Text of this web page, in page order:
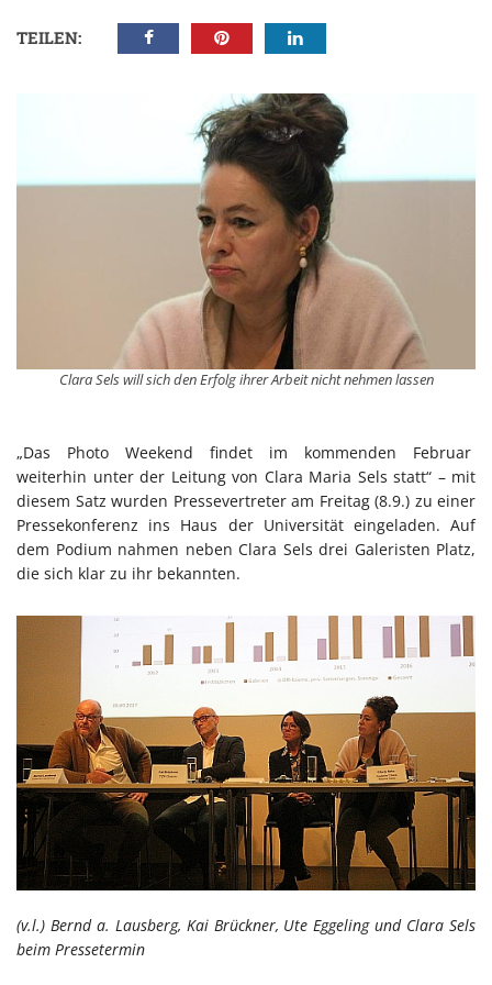
TEILEN:
Clara Sels will sich den Erfolg ihrer Arbeit nicht nehmen lassen
„Das Photo Weekend findet im kommenden Februar
weiterhin unter der Leitung von Clara Maria Sels statt“ – mit
diesem Satz wurden Pressevertreter am Freitag (8.9.) zu einer
Pressekonferenz ins Haus der Universität eingeladen. Auf
dem Podium nahmen neben Clara Sels drei Galeristen Platz,
die sich klar zu ihr bekannten.
(v.l.) Bernd a. Lausberg, Kai Brückner, Ute Eggeling und Clara Sels
beim Pressetermin